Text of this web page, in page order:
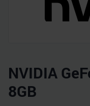
NVIDIA
8GB